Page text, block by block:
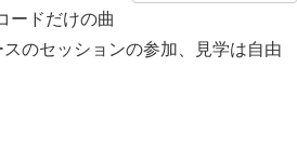
ードだけの曲
のセッションの参加、見学は自由